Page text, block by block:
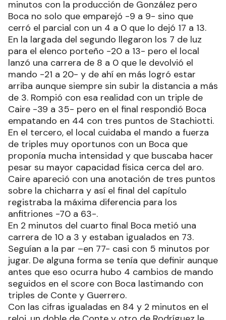
minutos con la producción de González pero
Boca no solo que emparejó -9 a 9- sino que
cerró el parcial con un 4 a 0 que lo dejó 17 a 13.
En la largada del segundo llegaron los 7 de luz
para el elenco porteño -20 a 13- pero el local
lanzó una carrera de 8 a 0 que le devolvió el
mando -21 a 20- y de ahí en más logró estar
arriba aunque siempre sin subir la distancia a más
de 3. Rompió con esa realidad con un triple de
Caire -39 a 35- pero en el final respondió Boca
empatando en 44 con tres puntos de Stachiotti.
En el tercero, el local cuidaba el mando a fuerza
de triples muy oportunos con un Boca que
proponía mucha intensidad y que buscaba hacer
pesar su mayor capacidad física cerca del aro.
Caire apareció con una anotación de tres puntos
sobre la chicharra y así el final del capítulo
registraba la máxima diferencia para los
anfitriones -70 a 63-.
En 2 minutos del cuarto final Boca metió una
carrera de 10 a 3 y estaban igualados en 73.
Seguían a la par –en 77- casi con 5 minutos por
jugar. De alguna forma se tenía que definir aunque
antes que eso ocurra hubo 4 cambios de mando
seguidos en el score con Boca lastimando con
triples de Conte y Guerrero.
Con las cifras igualadas en 84 y 2 minutos en el